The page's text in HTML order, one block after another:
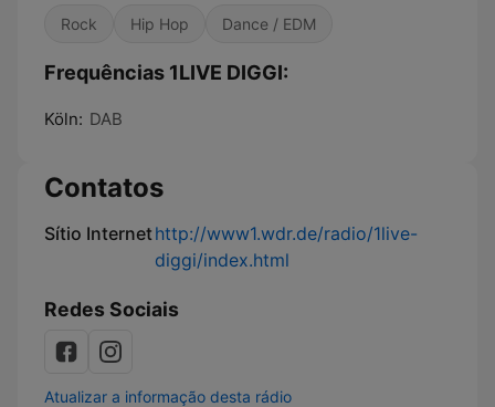
Rock Hip Hop Dance / EDM
Frequências 1LIVE DIGGI:
Köln: DAB
Contatos
Sítio Internethttp://www1.wdr.de/radio/1live-
diggi/index.html
Redes Sociais
Atualizar a informação desta rádio